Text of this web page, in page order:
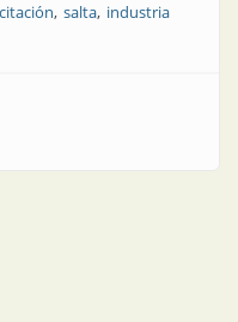
salta industria
Salta: gran evento de